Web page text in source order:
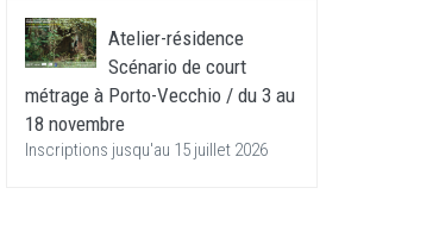
Atelier-résidence
Scénario de court
métrage à Porto-Vecchio / du 3 au
18 novembre
Inscriptions jusqu'au 15 juillet 2026